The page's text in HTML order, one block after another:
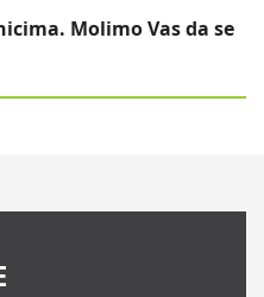
Molimo Vas da se